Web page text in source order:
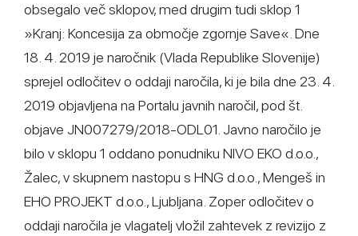
obsegalo več sklopov, med drugim tudi sklop 1
»Kranj: Koncesija za območje zgornje Save«. Dne
18. 4. 2019 je naročnik (Vlada Republike Slovenije)
sprejel odločitev o oddaji naročila, ki je bila dne 23. 4.
2019 objavljena na Portalu javnih naročil, pod št.
objave JN007279/2018-ODL01. Javno naročilo je
bilo v sklopu 1 oddano ponudniku NIVO EKO d.o.o.,
Žalec, v skupnem nastopu s HNG d.o.o., Mengeš in
EHO PROJEKT d.o.o., Ljubljana. Zoper odločitev o
oddaji naročila je vlagatelj vložil zahtevek z revizijo z